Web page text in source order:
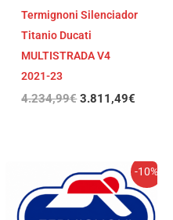
Termignoni Silenciador
Titanio Ducati
MULTISTRADA V4
2021-23
4.234,99€ 3.811,49€
-10%
precio
original
era:
El
precio
actual
es: